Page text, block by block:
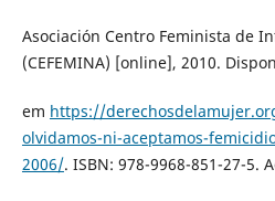
Asociación Centro Feminista de
(CEFEMINA) [online], 2010.
em https://
olvidamos-ni-aceptamos-
2006/. ISBN: 978-9968-851-27-5.